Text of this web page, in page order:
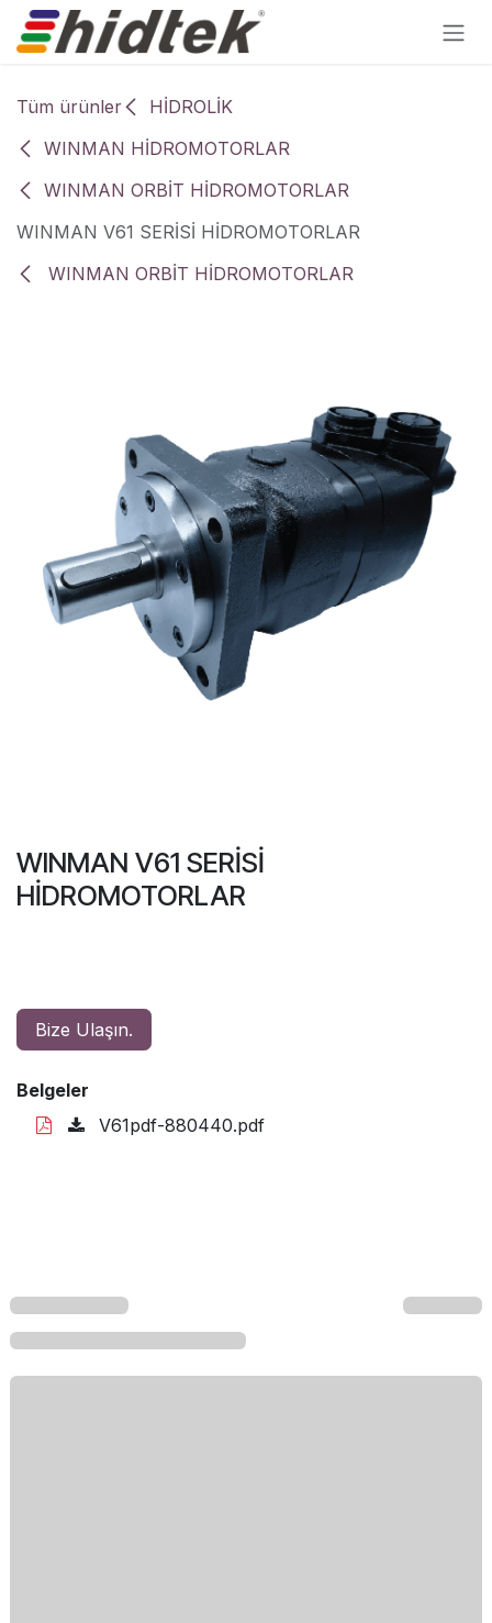
İçereği Atla
Tüm ürünler
HİDROLİK
WINMAN HİDROMOTORLAR
WINMAN ORBİT HİDROMOTORLAR
WINMAN V61 SERİSİ HİDROMOTORLAR
WINMAN ORBİT HİDROMOTORLAR
WINMAN V61 SERİSİ
HİDROMOTORLAR
Bize Ulaşın.
Belgeler
V61pdf-880440.pdf